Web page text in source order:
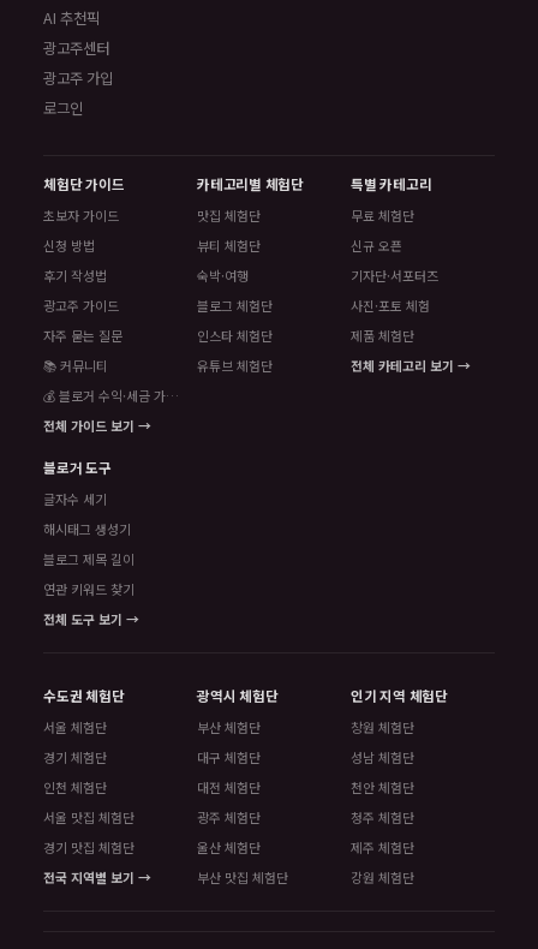
AI 추천픽
광고주센터
광고주 가입
로그인
체험단 가이드
초보자 가이드
신청 방법
후기 작성법
광고주 가이드
자주 묻는 질문
📚 커뮤니티
💰 블로거 수익·세금 가이드
전체 가이드 보기 →
카테고리별 체험단
맛집 체험단
뷰티 체험단
숙박·여행
블로그 체험단
인스타 체험단
유튜브 체험단
특별 카테고리
무료 체험단
신규 오픈
기자단·서포터즈
사진·포토 체험
제품 체험단
전체 카테고리 보기 →
블로거 도구
글자수 세기
해시태그 생성기
블로그 제목 길이
연관 키워드 찾기
전체 도구 보기 →
수도권 체험단
서울 체험단
경기 체험단
인천 체험단
서울 맛집 체험단
경기 맛집 체험단
전국 지역별 보기 →
광역시 체험단
부산 체험단
대구 체험단
대전 체험단
광주 체험단
울산 체험단
부산 맛집 체험단
인기 지역 체험단
창원 체험단
성남 체험단
천안 체험단
청주 체험단
제주 체험단
강원 체험단